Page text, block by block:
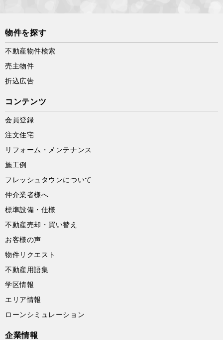
物件を探す
不動産物件検索
売主物件
折込広告
コンテンツ
会員登録
注文住宅
リフォーム・メンテナンス
施工例
フレッシュタウンについて
仲介業者様へ
標準設備・仕様
不動産売却・買い替え
お客様の声
物件リクエスト
不動産用語集
学区情報
エリア情報
ローンシミュレーション
企業情報